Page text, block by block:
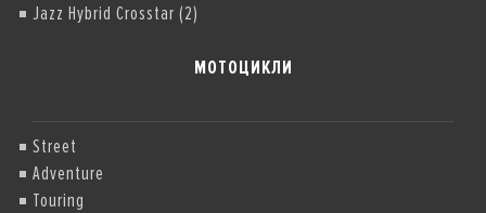
Jazz Hybrid Crosstar (2)
МОТОЦИКЛИ
Street
Adventure
Touring